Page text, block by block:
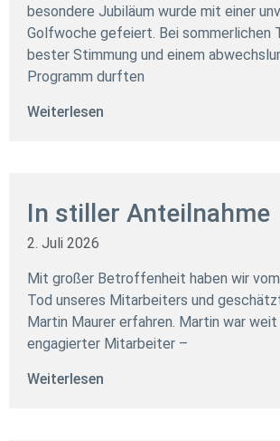
besondere Jubiläum wurde mit einer
Golfwoche gefeiert. Bei sommerlichen
bester Stimmung und einem
Programm durften
Weiterlesen
In stiller Anteilnahme
2. Juli 2026
Mit großer Betroffenheit haben wir
Tod unseres Mitarbeiters und
Martin Maurer erfahren. Martin war weit
engagierter Mitarbeiter –
Weiterlesen